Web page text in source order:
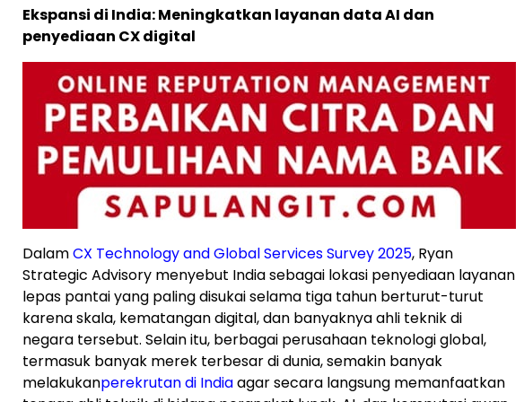
Ekspansi di India: Meningkatkan layanan data AI dan
penyediaan CX digital
DalamCX Technology and Global Services Survey 2025, Ryan
Strategic Advisory menyebut India sebagai lokasi penyediaan layanan
lepas pantai yang paling disukai selama tiga tahun berturut-turut
karena skala, kematangan digital, dan banyaknya ahli teknik di
negara tersebut. Selain itu, berbagai perusahaan teknologi global,
termasuk banyak merek terbesar di dunia, semakin banyak
melakukanperekrutan di Indiaagar secara langsung memanfaatkan